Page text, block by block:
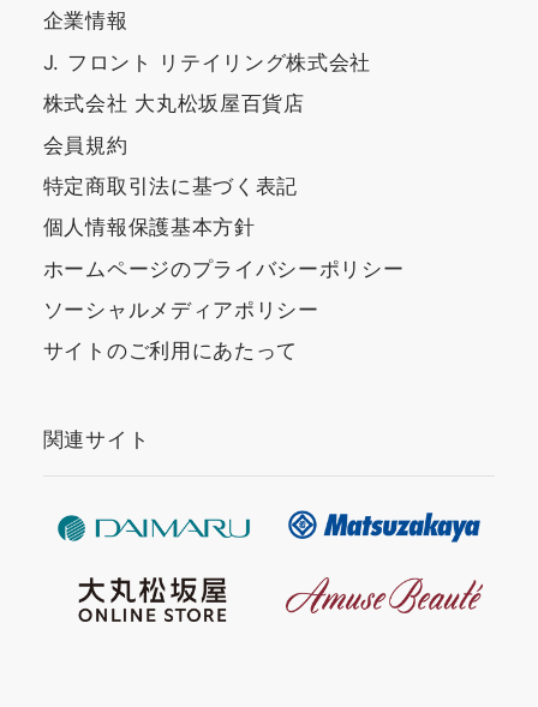
企業情報
J. フロント リテイリング株式会社
株式会社 大丸松坂屋百貨店
会員規約
特定商取引法に基づく表記
個人情報保護基本方針
ホームページのプライバシーポリシー
ソーシャルメディアポリシー
サイトのご利用にあたって
関連サイト